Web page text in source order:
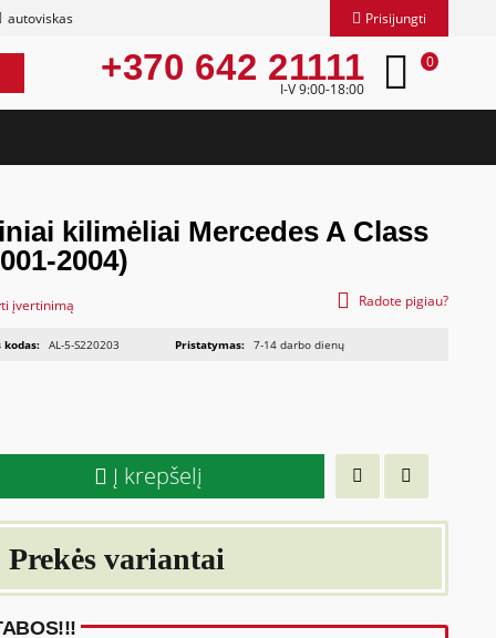
autoviskas Prisijungti
+370 642 21111
I-V 9:00-18:00
0
kilimėliai Mercedes A Class
2004)
įvertinimą Radote pigiau?
kodas: AL-5-S220203 Pristatymas: 7-14 darbo dienų
Į krepšelį
Prekės variantai